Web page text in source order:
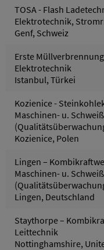
TOSA - Flash
Elektrotechnik,
Genf, Schweiz
Erste
Elektrotechnik
Istanbul, Türkei
Kozienice -
Maschinen- u.
Kozienice, Polen
Lingen –
Maschinen- u.
Lingen, Deutschland
Staythorpe –
Leittechnik
Nottinghamshire,